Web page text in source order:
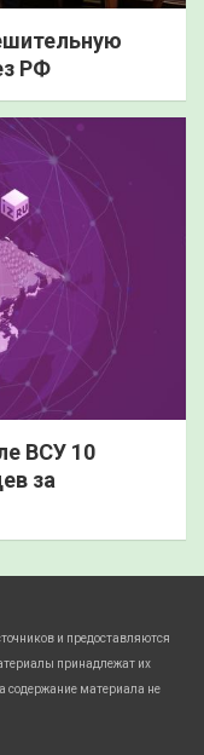
РФ
ВСУ 10
за
и предоставляются
принадлежат их
содержание материала не